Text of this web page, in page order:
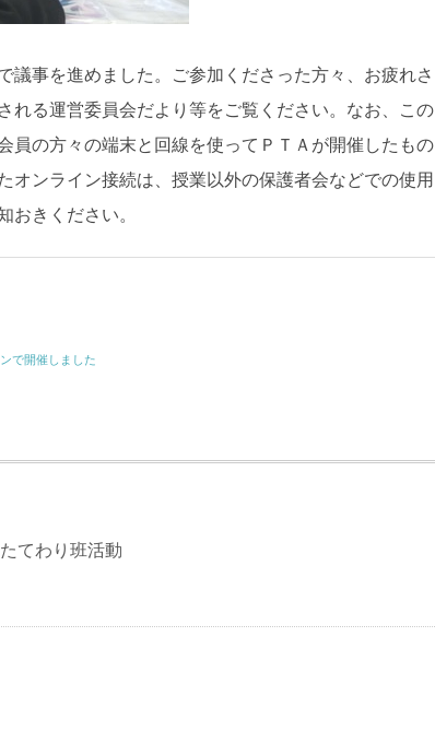
議事を進めました。ご参加くださった方々、お疲れさ
れる運営委員会だより等をご覧ください。なお、この
員の方々の端末と回線を使ってＰＴＡが開催したもの
オンライン接続は、授業以外の保護者会などでの使用
きください。
で開催しました
たてわり班活動